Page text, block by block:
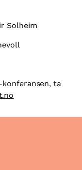
Solheim
ta